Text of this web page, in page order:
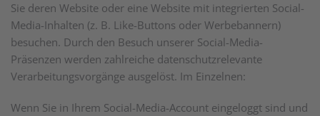
Sie deren Website oder eine Website mit integrierten Social-
Media-Inhalten (z. B. Like-Buttons oder Werbebannern)
besuchen. Durch den Besuch unserer Social-Media-
Präsenzen werden zahlreiche datenschutzrelevante
Verarbeitungsvorgänge ausgelöst. Im Einzelnen:
Wenn Sie in Ihrem Social-Media-Account eingeloggt sind und